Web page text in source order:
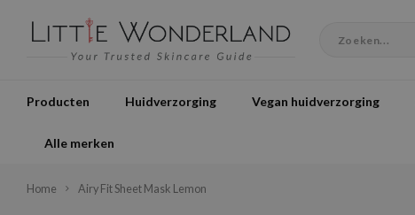
Producten Huidverzorging Vegan huidverzorging
Alle merken
Home Airy Fit Sheet Mask Lemon